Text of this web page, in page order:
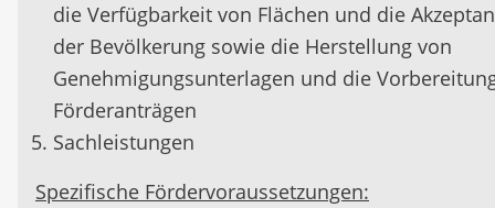
die Verfügbarkeit von Flächen und die
der Bevölkerung sowie die Herstellung von
Genehmigungsunterlagen und die
Förderanträgen
Sachleistungen
Spezifische Fördervoraussetzungen: